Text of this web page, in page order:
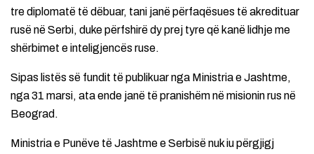
tre diplomatë të dëbuar, tani janë përfaqësues të akredituar
rusë në Serbi, duke përfshirë dy prej tyre që kanë lidhje me
shërbimet e inteligjencës ruse.
Sipas listës së fundit të publikuar nga Ministria e Jashtme,
nga 31 marsi, ata ende janë të pranishëm në misionin rus në
Beograd.
Ministria e Punëve të Jashtme e Serbisë nuk iu përgjigj